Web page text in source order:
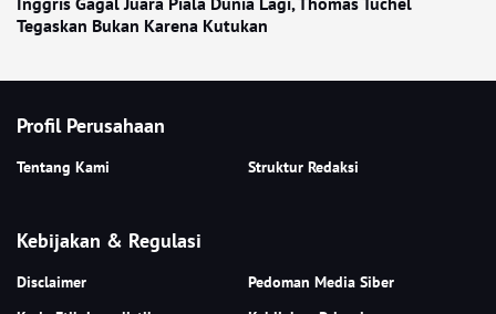
Tegaskan Bukan Karena Kutukan
Profil Perusahaan
Tentang Kami Struktur Redaksi
Kebijakan & Regulasi
Disclaimer
Pedoman Media Siber